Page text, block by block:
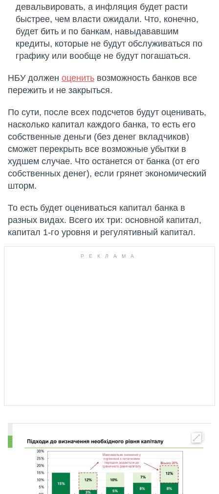
девальвировать, а инфляция будет расти
быстрее, чем власти ожидали. Что, конечно,
будет бить и по банкам, навыдававшим
кредиты, которые не будут обслуживаться по
графику или вообще не будут погашаться.
НБУ должен оценить возможность банков все
пережить и не закрыться.
По сути, после всех подсчетов будут оценивать,
насколько капитал каждого банка, то есть его
собственные деньги (без денег вкладчиков)
сможет перекрыть все возможные убытки в
худшем случае. Что останется от банка (от его
собственных денег), если грянет экономический
шторм.
То есть будет оцениваться капитал банка в
разных видах. Всего их три: основной капитал,
капитал 1-го уровня и регулятивный капитал.